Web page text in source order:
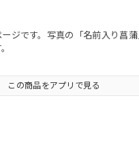
ジです。写真の「名前入り菖
この商品をアプリで見る